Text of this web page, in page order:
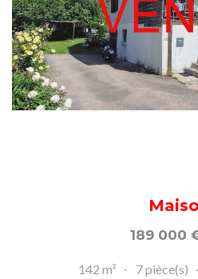
189 000
142 m² 7 pièce(s)